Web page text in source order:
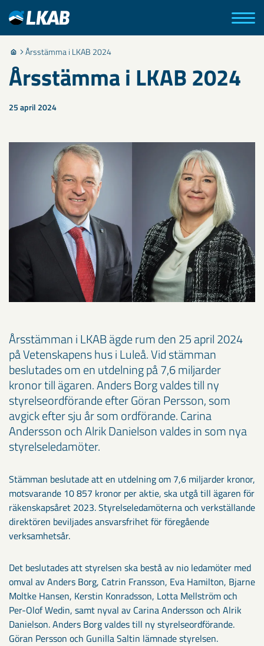
Årsstämma i LKAB 2024
Årsstämma i LKAB 2024
25 april 2024
Årsstämman i LKAB ägde rum den 25 april 2024
på Vetenskapens hus i Luleå. Vid stämman
beslutades om en utdelning på 7,6 miljarder
kronor till ägaren. Anders Borg valdes till ny
styrelseordförande efter Göran Persson, som
avgick efter sju år som ordförande. Carina
Andersson och Alrik Danielson valdes in som nya
styrelseledamöter.
Stämman beslutade att en utdelning om 7,6 miljarder kronor,
motsvarande 10 857 kronor per aktie, ska utgå till ägaren för
räkenskapsåret 2023. Styrelseledamöterna och verkställande
direktören beviljades ansvarsfrihet för föregående
verksamhetsår.
Det beslutades att styrelsen ska bestå av nio ledamöter med
omval av Anders Borg, Catrin Fransson, Eva Hamilton, Bjarne
Moltke Hansen, Kerstin Konradsson, Lotta Mellström och
Per-Olof Wedin, samt nyval av Carina Andersson och Alrik
Danielson. Anders Borg valdes till ny styrelseordförande.
Göran Persson och Gunilla Saltin lämnade styrelsen.